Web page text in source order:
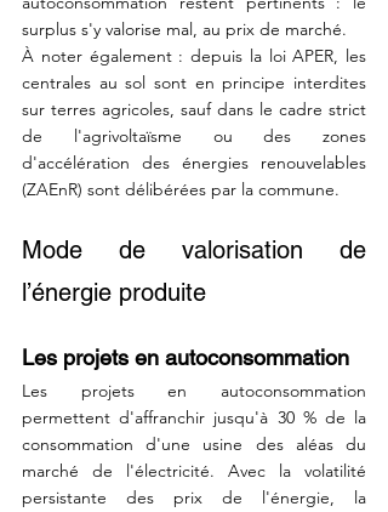
surplus s'y valorise mal, au prix de marché.
À noter également : depuis la loi APER, les
centrales au sol sont en principe interdites
sur terres agricoles, sauf dans le cadre strict
de l'agrivoltaïsme ou des zones
d'accélération des énergies renouvelables
(ZAEnR) sont délibérées par la commune.
Mode de valorisation de
l’énergie produite
Les projets en autoconsommation
Les projets en autoconsommation
permettent d'affranchir jusqu'à 30 % de la
consommation d'une usine des aléas du
marché de l'électricité. Avec la volatilité
persistante des prix de l'énergie, la